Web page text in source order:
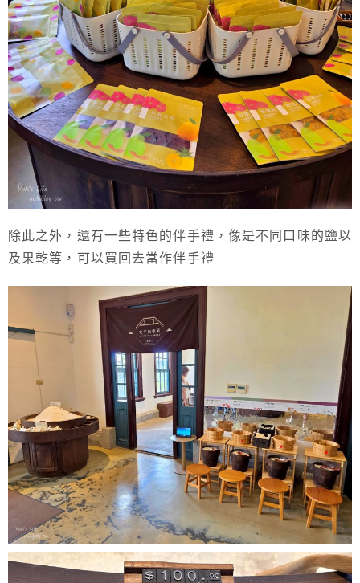
除此之外，還有一些特色的伴手禮，像是不同口味的鹽以
及果乾等，可以買回去當作伴手禮